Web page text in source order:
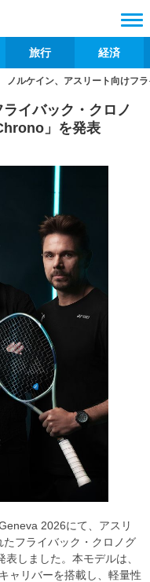
旅行 経済
ノルケイン、アスリート向けフ
イバック・クロノ
」を発表
2026にて、アスリ
フライバック・クロノグ
しました。本モデルは、
ャリバーを搭載し、軽量性